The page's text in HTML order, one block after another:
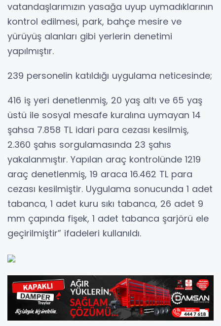
vatandaşlarımızın yasağa uyup uymadıklarının
kontrol edilmesi, park, bahçe mesire ve
yürüyüş alanları gibi yerlerin denetimi
yapılmıştır.
239 personelin katıldığı uygulama neticesinde;
416 iş yeri denetlenmiş, 20 yaş altı ve 65 yaş
üstü ile sosyal mesafe kuralına uymayan 14
şahsa 7.858 TL idari para cezası kesilmiş,
2.360 şahıs sorgulamasında 23 şahıs
yakalanmıştır. Yapılan araç kontrolünde 1219
araç denetlenmiş, 19 araca 16.462 TL para
cezası kesilmiştir. Uygulama sonucunda 1 adet
tabanca, 1 adet kuru sıkı tabanca, 26 adet 9
mm çapında fişek, 1 adet tabanca şarjörü ele
geçirilmiştir” ifadeleri kullanıldı.